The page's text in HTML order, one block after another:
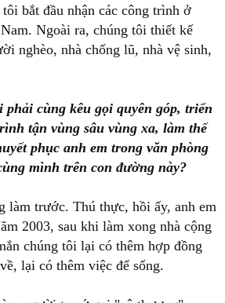
bắt đầu nhận các công trình ở
Ngoài ra, chúng tôi thiết kế
nghèo, nhà chống lũ, nhà vệ sinh,
cùng kêu gọi quyên góp, triển
tận vùng sâu vùng xa, làm thế
phục anh em trong văn phòng
mình trên con đường này?
làm trước. Thú thực, hồi ấy, anh em
2003, sau khi làm xong nhà cộng
chúng tôi lại có thêm hợp đồng
lại có thêm việc để sống.